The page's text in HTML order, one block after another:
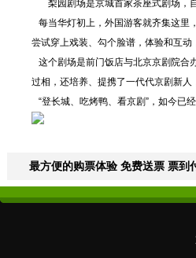
梨园剧场是京城首家茶座式剧场，
每当华灯初上，外国游客就齐集这里
尝试穿上戏装、勾个脸谱，体验和互动
这个剧场是前门饭店与北京京剧院合
过相，还培养、提携了一代代京剧新
“登长城、吃烤鸭、看京剧”，如今已
最方便的购票体验 免费送票 票到